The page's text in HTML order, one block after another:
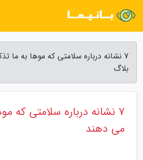
7 نشانه درباره سلامتی که موها به ما
بلاگ
7 نشانه درباره سلامتی که
می دهند